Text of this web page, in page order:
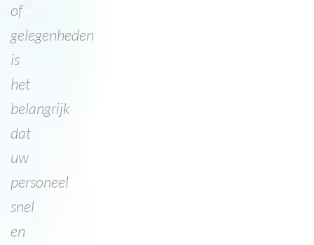
of
gelegenheden
is
het
belangrijk
dat
uw
personeel
snel
en